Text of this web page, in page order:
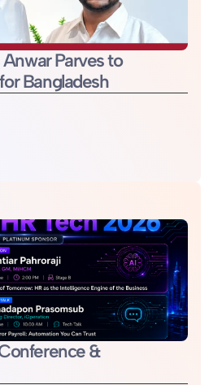
Parves to
Bangladesh
&